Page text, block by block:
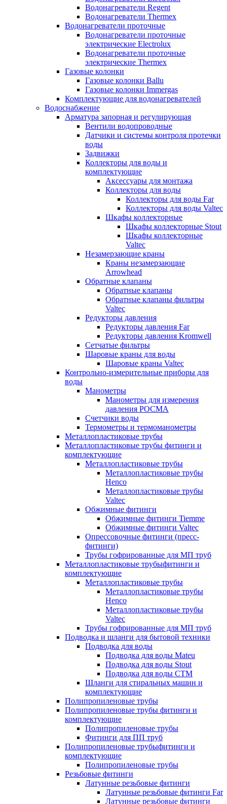
Водонагреватели Regent
Водонагреватели Thermex
Водонагреватели проточные
Водонагреватели проточные
электрические Electrolux
Водонагреватели проточные
электрические Thermex
Газовые колонки
Газовые колонки Ballu
Газовые колонки Immergas
Комплектующие для водонагревателей
Водоснабжение
Арматура запорная и регулирующая
Вентили водопроводные
Датчики и системы контроля протечки
воды
Задвижки
Коллекторы для воды и
комплектующие
Аксессуары для монтажа
Коллекторы для воды
Коллекторы для воды Far
Коллекторы для воды Valtec
Шкафы коллекторные
Шкафы коллекторные Stout
Шкафы коллекторные
Valtec
Незамерзающие краны
Краны незамерзающие
Arrowhead
Обратные клапаны
Обратные клапаны
Обратные клапаны фильтры
Valtec
Редукторы давления
Редукторы давления Far
Редукторы давления Kromwell
Сетчатые фильтры
Шаровые краны для воды
Шаровые краны Valtec
Контрольно-измерительные приборы для
воды
Манометры
Манометры для измерения
давления РОСМА
Счетчики воды
Термометры и термоманометры
Металлопластиковые трубы
Металлопластиковые трубы фитинги и
комплектующие
Металлопластиковые трубы
Металлопластиковые трубы
Henco
Металлопластиковые трубы
Valtec
Обжимные фитинги
Обжимные фитинги Tiemme
Обжимные фитинги Valtec
Опрессовочные фитинги (пресс-
фитинги)
Трубы гофрированные для МП труб
Металлопластиковые трубыфитинги и
комплектующие
Металлопластиковые трубы
Металлопластиковые трубы
Henco
Металлопластиковые трубы
Valtec
Трубы гофрированные для МП труб
Подводка и шланги для бытовой техники
Подводка для воды
Подводка для воды Mateu
Подводка для воды Stout
Подводка для воды СТМ
Шланги для стиральных машин и
комплектующие
Полипропиленовые трубы
Полипропиленовые трубы фитинги и
комплектующие
Полипропиленовые трубы
Фитинги для ПП труб
Полипропиленовые трубыфитинги и
комплектующие
Полипропиленовые трубы
Резьбовые фитинги
Латунные резьбовые фитинги
Латунные резьбовые фитинги Far
Латунные резьбовые фитинги